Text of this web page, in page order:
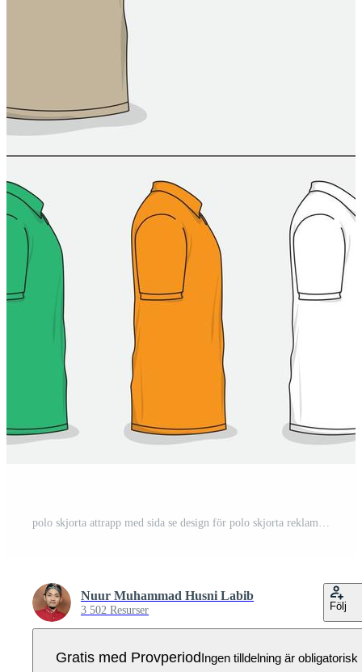
polo skjorta attrapp med sida se design för polo skjorta reklam produkt Pro Vektor
Nuur Muhammad Husni Labib
3 502 Resurser Följ
Gratis med ProvperiodIngen tilldelning är obligatorisk